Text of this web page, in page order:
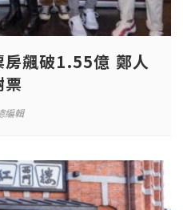
房飆破1.55億 鄭人
編輯